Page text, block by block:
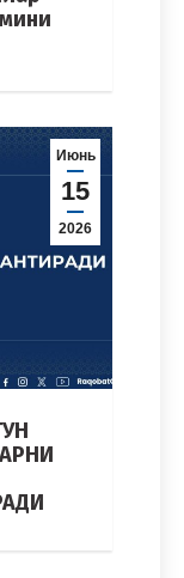
Июнь
15
2026